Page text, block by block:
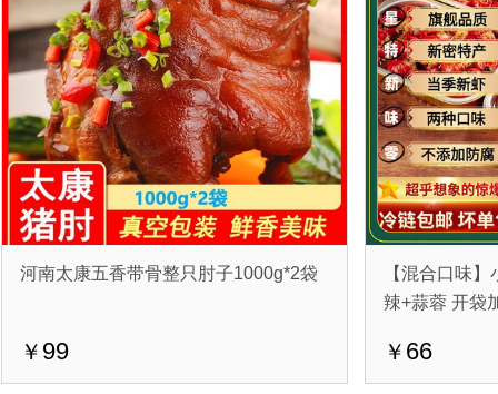
河南太康五香带骨整只肘子1000g*2袋
￥ 99
【混合口味
辣+蒜蓉 开袋
￥ 66